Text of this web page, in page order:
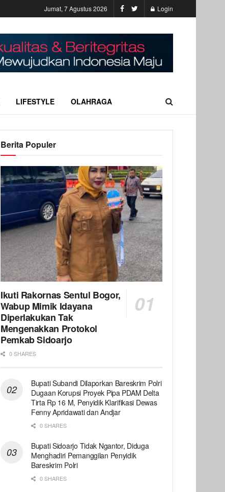
Jumat, 7 Agustus 2026 Login
LIFESTYLE OLAHRAGA
Berita Populer
Ikuti Rakornas Sentul Bogor,
Wabup Mimik Idayana
Diperlakukan Tak
Mengenakkan Protokol
Pemkab Sidoarjo
0 SHARES
Bupati Subandi Dilaporkan Bareskrim Polri
Dugaan Korupsi Proyek Pipa PDAM Delta
Tirta Rp 16 M, Penyidik Klarifikasi Dewas
Fenny Apridawati dan Andjar
0 SHARES
Bupati Sidoarjo Tidak Ngantor, Diduga
Menghadiri Pemanggilan Penyidik
Bareskrim Polri
0 SHARES